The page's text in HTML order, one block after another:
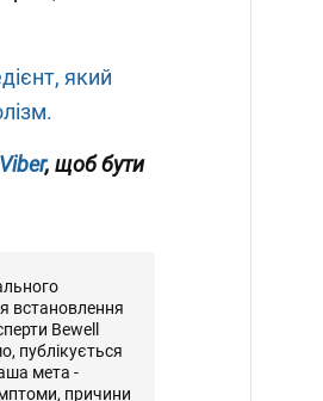
який
Viber, щоб бути
встановлення
Bewell
публікується
мета -
причини